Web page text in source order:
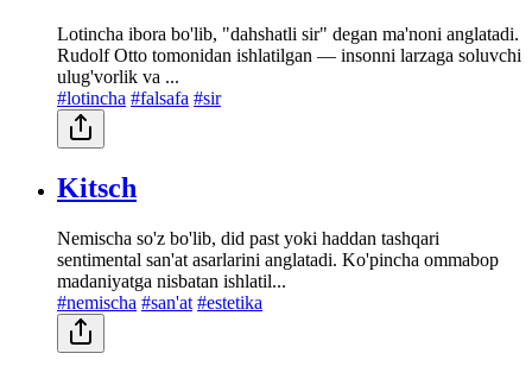
Lotincha ibora bo'lib, "dahshatli sir" degan ma'noni anglatadi.
Rudolf Otto tomonidan ishlatilgan — insonni larzaga soluvchi
ulug'vorlik va ...
#lotincha #falsafa #sir
Kitsch
Nemischa so'z bo'lib, did past yoki haddan tashqari
sentimental san'at asarlarini anglatadi. Ko'pincha ommabop
madaniyatga nisbatan ishlatil...
#nemischa #san'at #estetika